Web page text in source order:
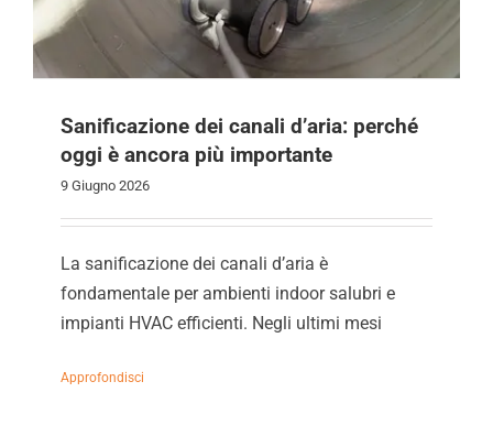
Sanificazione dei canali d’aria: perché
oggi è ancora più importante
9 Giugno 2026
La sanificazione dei canali d’aria è
fondamentale per ambienti indoor salubri e
impianti HVAC efficienti. Negli ultimi mesi